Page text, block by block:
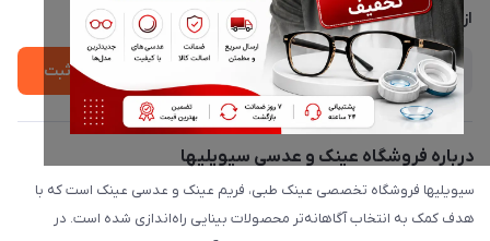
درباره ما
از جدید‌ترین تخفیف‌ها با‌ خبر شوید
ثبت
درباره فروشگاه عینک و عدسی سیویلیها
سیویلیها فروشگاه تخصصی عینک طبی، فریم عینک و عدسی عینک است که با
هدف کمک به انتخاب آگاهانه‌تر محصولات بینایی راه‌اندازی شده است. در